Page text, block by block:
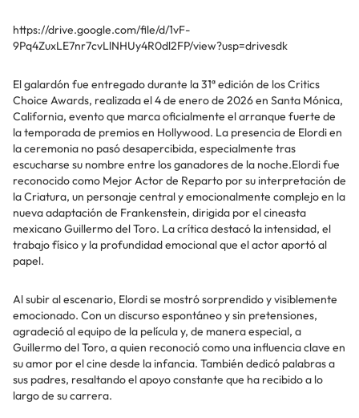
https://drive.google.com/file/d/1vF-
9Pq4ZuxLE7nr7cvLlNHUy4R0dl2FP/view?usp=drivesdk
El galardón fue entregado durante la 31ª edición de los Critics
Choice Awards, realizada el 4 de enero de 2026 en Santa Mónica,
California, evento que marca oficialmente el arranque fuerte de
la temporada de premios en Hollywood. La presencia de Elordi en
la ceremonia no pasó desapercibida, especialmente tras
escucharse su nombre entre los ganadores de la noche.Elordi fue
reconocido como Mejor Actor de Reparto por su interpretación de
la Criatura, un personaje central y emocionalmente complejo en la
nueva adaptación de Frankenstein, dirigida por el cineasta
mexicano Guillermo del Toro. La crítica destacó la intensidad, el
trabajo físico y la profundidad emocional que el actor aportó al
papel.
Al subir al escenario, Elordi se mostró sorprendido y visiblemente
emocionado. Con un discurso espontáneo y sin pretensiones,
agradeció al equipo de la película y, de manera especial, a
Guillermo del Toro, a quien reconoció como una influencia clave en
su amor por el cine desde la infancia. También dedicó palabras a
sus padres, resaltando el apoyo constante que ha recibido a lo
largo de su carrera.